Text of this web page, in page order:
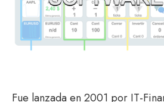
Fue lanzada en 2001 por IT-